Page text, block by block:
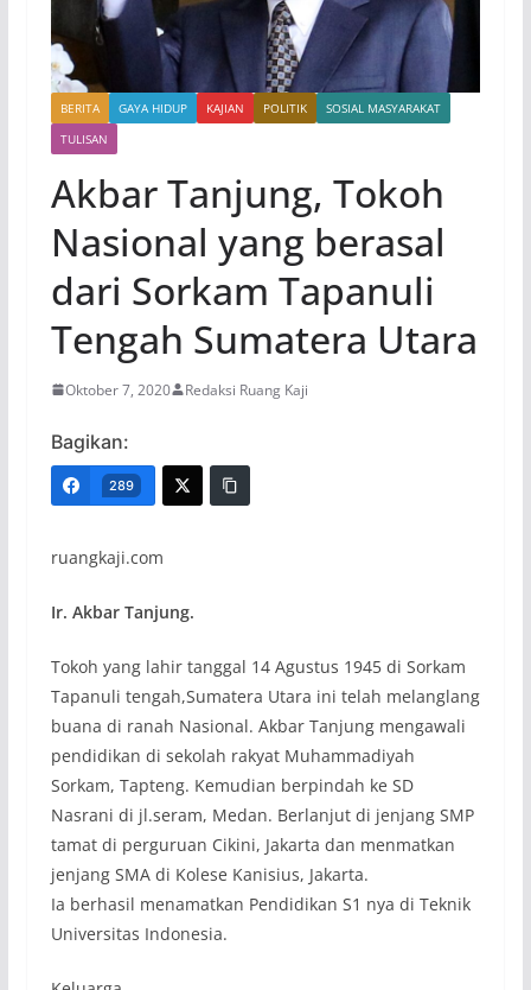
BERITA GAYA HIDUP KAJIAN POLITIK
SOSIAL MASYARAKAT
TULISAN
Akbar Tanjung, Tokoh
Nasional yang berasal
dari Sorkam Tapanuli
Tengah Sumatera Utara
Oktober 7, 2020 Redaksi Ruang Kaji
Bagikan:
289
ruangkaji.com
Ir. Akbar Tanjung.
Tokoh yang lahir tanggal 14 Agustus 1945 di Sorkam
Tapanuli tengah,Sumatera Utara ini telah melanglang
buana di ranah Nasional. Akbar Tanjung mengawali
pendidikan di sekolah rakyat Muhammadiyah
Sorkam, Tapteng. Kemudian berpindah ke SD
Nasrani di jl.seram, Medan. Berlanjut di jenjang SMP
tamat di perguruan Cikini, Jakarta dan menmatkan
jenjang SMA di Kolese Kanisius, Jakarta.
Ia berhasil menamatkan Pendidikan S1 nya di Teknik
Universitas Indonesia.